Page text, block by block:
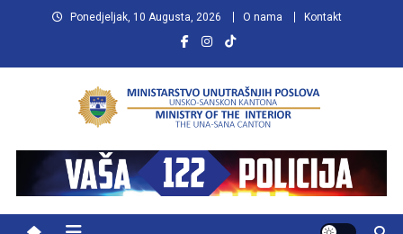
Preskočite
Ponedjeljak, 10 Augusta, 2026 O nama Kontakt
MUP USK